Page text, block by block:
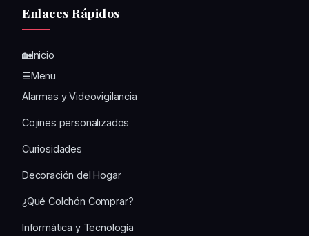
Enlaces Rápidos
🏡Inicio
☰Menu
Alarmas y Videovigilancia
Cojines personalizados
Curiosidades
Decoración del Hogar
¿Qué Colchón Comprar?
Informática y Tecnología